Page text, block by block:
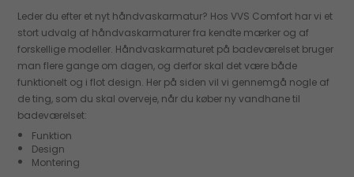
Leder du efter et nyt håndvaskarmatur? Hos VVS Comfort har vi et
stort udvalg af håndvaskarmaturer fra kendte mærker og af
forskellige modeller. Håndvaskarmaturet på badeværelset bruger
man flere gange om dagen, og derfor skal det være både
funktionelt og i flot design. Her på siden vil vi gennemgå nogle af
de ting, som du skal overveje, når du køber ny vandhane til
badeværelset:
Funktion
Design
Montering